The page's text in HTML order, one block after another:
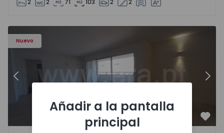
2 2 71 103 2 2
Nuevo
Apartamento T3 Porto, Av. Boavista - 1575472 - 5
Anterior
Añadir a la pantalla
principal